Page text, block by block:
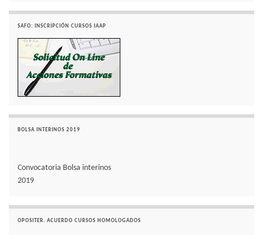
SAFO: INSCRIPCIÓN CURSOS IAAP
BOLSA INTERINOS 2019
Convocatoria Bolsa interinos
2019
OPOSITER. ACUERDO CURSOS HOMOLOGADOS